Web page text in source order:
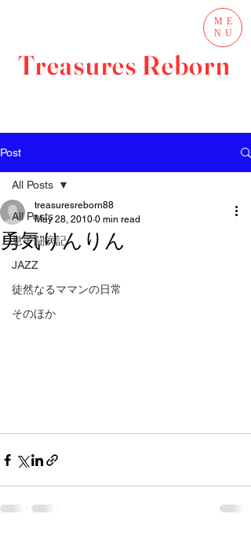
ME
NU
Treasures Reborn
Post
All Posts
息子闘病記
JAZZ
徒然なるママンの日常
そのほか
All Posts
勇気りんりん
treasuresreborn88
May 28, 2010 0 min read